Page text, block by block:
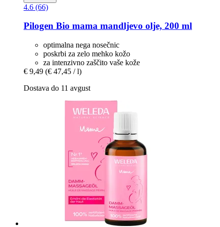
4.6 (66)
Pilogen Bio mama mandljevo olje, 200 ml
optimalna nega nosečnic
poskrbi za zelo mehko kožo
za intenzivno zaščito vaše kože
€ 9,49 (€ 47,45 / l)
Dostava do 11 avgust